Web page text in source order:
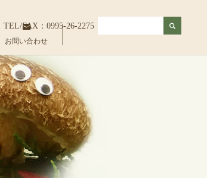
お問い合わせ
TEL/FAX：0995-26-2275